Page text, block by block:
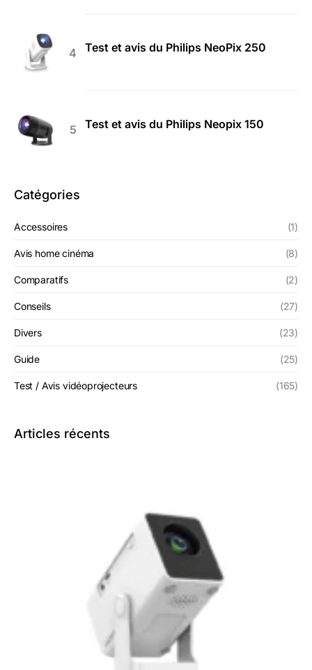
Test et avis du Philips NeoPix 250
Test et avis du Philips Neopix 150
Catégories
Accessoires (1)
Avis home cinéma (8)
Comparatifs (2)
Conseils (27)
Divers (23)
Guide (25)
Test / Avis vidéoprojecteurs (165)
Articles récents